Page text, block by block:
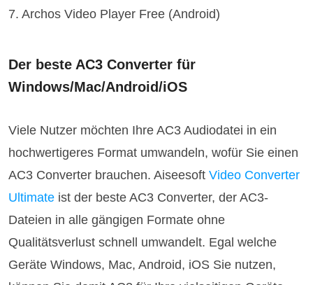
7. Archos Video Player Free (Android)
Der beste AC3 Converter für
Windows/Mac/Android/iOS
Viele Nutzer möchten Ihre AC3 Audiodatei in ein
hochwertigeres Format umwandeln, wofür Sie einen
AC3 Converter brauchen. AiseesoftVideo Converter
Ultimate ist der beste AC3 Converter, der AC3-
Dateien in alle gängigen Formate ohne
Qualitätsverlust schnell umwandelt. Egal welche
Geräte Windows, Mac, Android, iOS Sie nutzen,